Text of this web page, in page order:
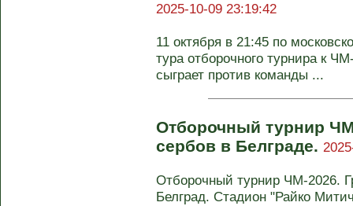
2025-10-09 23:19:42
11 октября в 21:45 по
тура отборочного турнира к
сыграет против команды ...
Отборочный турнир
сербов в Белграде.
Отборочный турнир ЧМ-2026.
Белград. Стадион "Райко